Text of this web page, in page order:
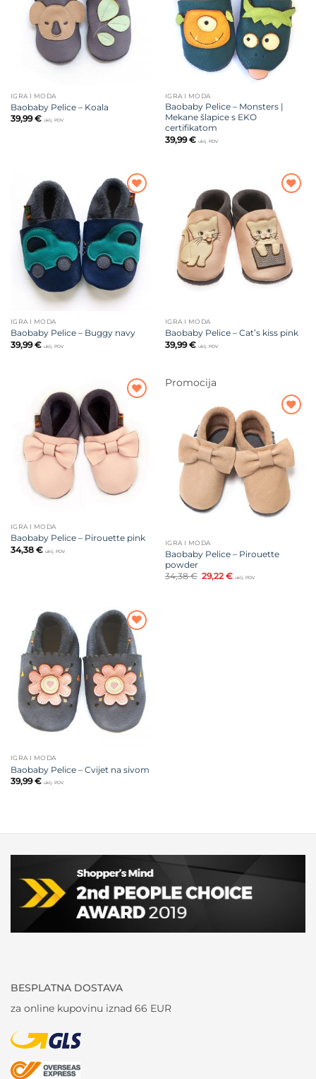
IGRA I MODA
Baobaby Pelice – Koala
39,99€ uklj. PDV
IGRA I MODA
Baobaby Pelice – Monsters |
Mekane šlapice s EKO
certifikatom
39,99€ uklj. PDV
Dodajte
na listu
želja
IGRA I MODA
Baobaby Pelice – Buggy navy
39,99€ uklj. PDV
Dodajte
na listu
želja
IGRA I MODA
Baobaby Pelice – Cat’s kiss pink
39,99€ uklj. PDV
Dodajte
na listu
želja
IGRA I MODA
Baobaby Pelice – Pirouette pink
34,38 € uklj. PDV
Promocija
na listu
želja
IGRA I MODA
Baobaby Pelice – Pirouette
powder
34,38€ Izvorna
cijena
29,22€Trenutna
uklj. PDV
Dodajte
na listu
želja
IGRA I MODA
Baobaby Pelice – Cvijet na sivom
39,99€ uklj. PDV
BESPLATNA DOSTAVA
za online kupovinu iznad 66 EUR